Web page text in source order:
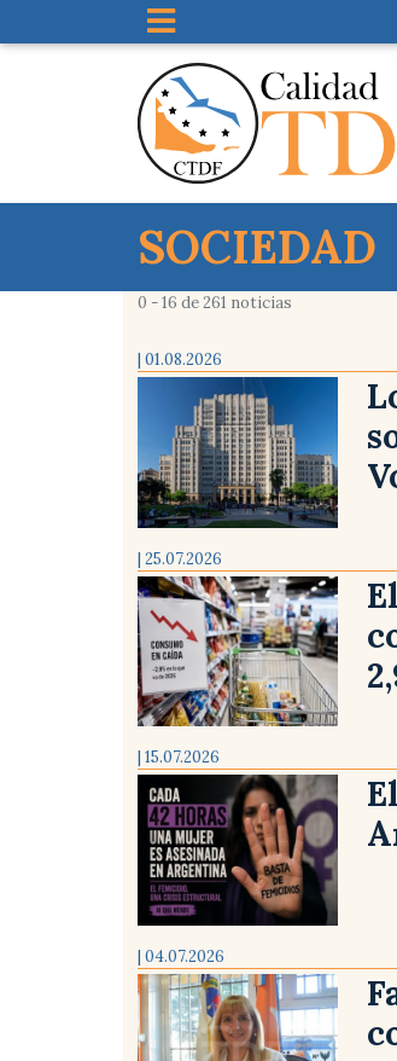
SOCIEDAD
0 - 16 de 261 noticias
| 01.08.2026
| 25.07.2026
| 15.07.2026
| 04.07.2026